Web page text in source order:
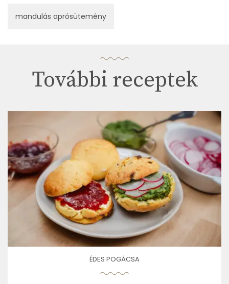
mandulás aprósütemény
További receptek
ÉDES POGÁCSA